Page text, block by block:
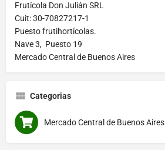
Frutícola Don Julián SRL
Cuit: 30-70827217-1
Puesto frutihortícolas.
Nave 3, Puesto 19
Mercado Central de Buenos Aires
Categorias
Mercado Central de Buenos Aires